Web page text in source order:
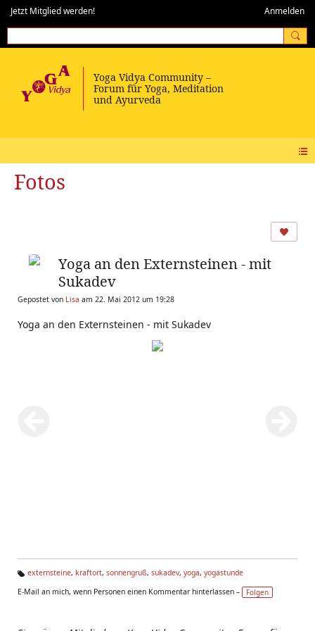
Jetzt Mitglied werden! Anmelden
Fotos
Yoga an den Externsteinen - mit
Sukadev
Gepostet von Lisa am 22. Mai 2012 um 19:28
Yoga an den Externsteinen - mit Sukadev
g
externsteine, kraftort, sonnengruß, sukadev, yoga, yogastunde
E-Mail an mich, wenn Personen einen Kommentar hinterlassen –
Folgen